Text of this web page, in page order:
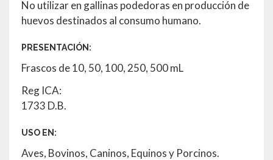
No utilizar en gallinas podedoras en producción de
huevos destinados al consumo humano.
PRESENTACIÓN:
Frascos de 10, 50, 100, 250, 500 mL
Reg ICA:
1733 D.B.
USO EN:
Aves, Bovinos, Caninos, Equinos y Porcinos.